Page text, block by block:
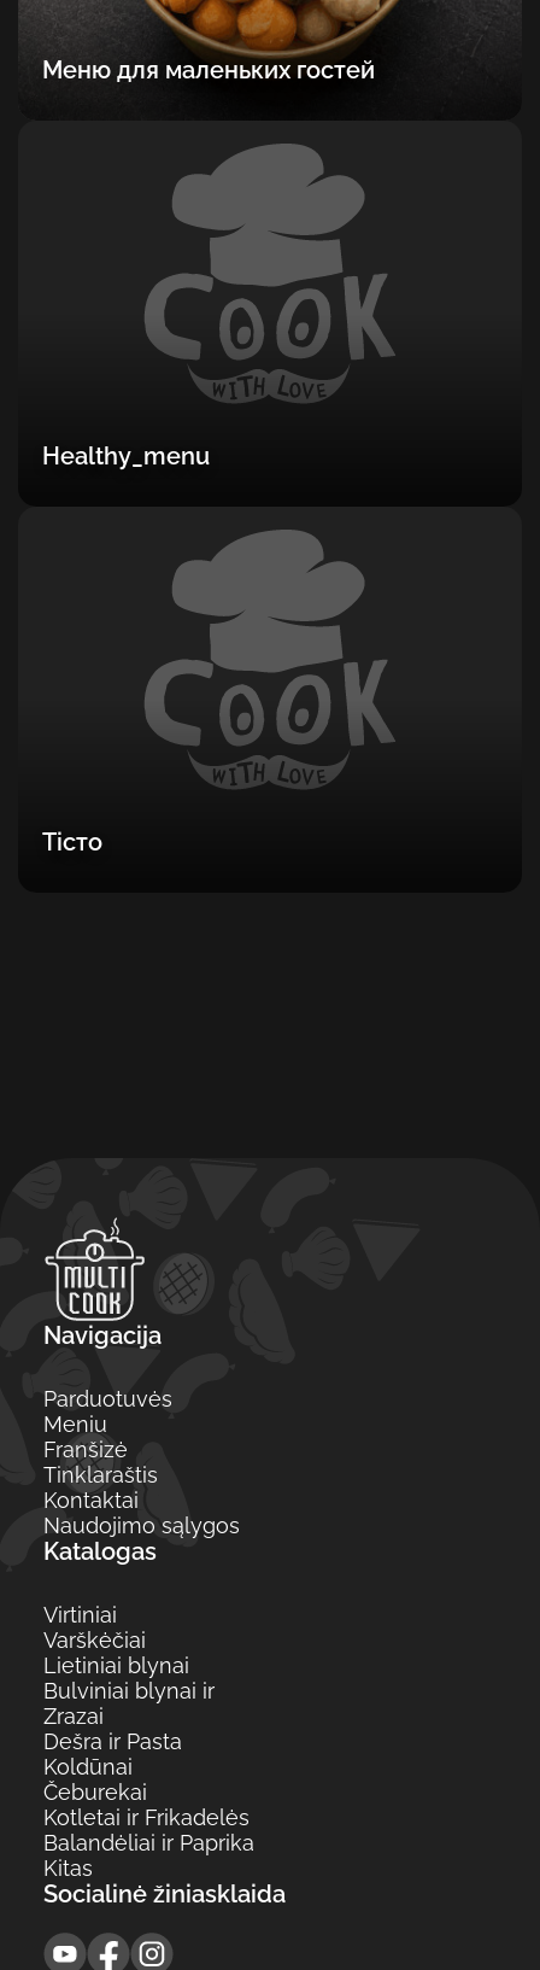
Меню для маленьких гостей
Healthy_menu
Тісто
Navigacija
Parduotuvės
Meniu
Franšizė
Tinklaraštis
Kontaktai
Naudojimo sąlygos
Katalogas
Virtiniai
Varškėčiai
Lietiniai blynai
Bulviniai blynai ir
Zrazai
Dešra ir Pasta
Koldūnai
Čeburekai
Kotletai ir Frikadelės
Balandėliai ir Paprika
Kitas
Socialinė žiniasklaida